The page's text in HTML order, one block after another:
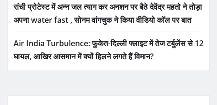
रांची प्रोटेस्ट में अन्न जल त्याग कर अनशन पर बैठे देवेंद्र महतो ने तोड़ा
अपना water fast , सोनम वांगचुक ने किया वीडियो कॉल पर बात
Air India Turbulence: फुकेत-दिल्ली फ्लाइट में तेज टर्बुलेंस से 12
घायल, आखिर आसमान में क्यों हिलने लगते हैं विमान?